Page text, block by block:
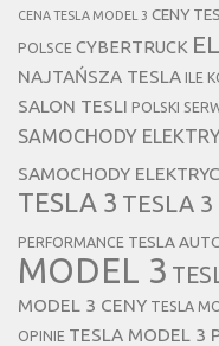
CENA TESLA MODEL 3 CENY
POLSCE CYBERTRUCK
NAJTAŃSZA TESLA
ILE
SALON TESLI POLSKI
SAMOCHODY
SAMOCHODY
TESLA 3 TESLA 3
PERFORMANCE TESLA
MODEL 3
MODEL 3 CENY TESLA
OPINIE TESLA MODEL 3